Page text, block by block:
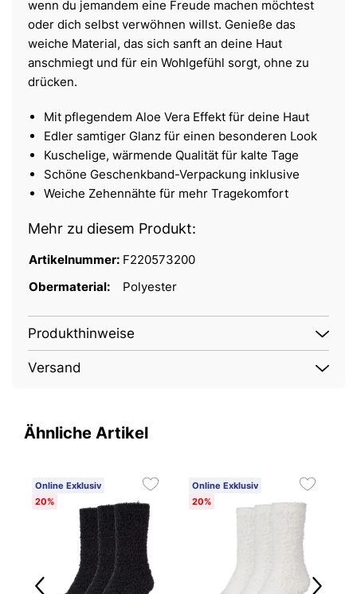
wenn du jemandem eine Freude machen möchtest
oder dich selbst verwöhnen willst. Genieße das
weiche Material, das sich sanft an deine Haut
anschmiegt und für ein Wohlgefühl sorgt, ohne zu
drücken.
Mit pflegendem Aloe Vera Effekt für deine Haut
Edler samtiger Glanz für einen besonderen Look
Kuschelige, wärmende Qualität für kalte Tage
Schöne Geschenkband-Verpackung inklusive
Weiche Zehennähte für mehr Tragekomfort
Mehr zu diesem Produkt:
Artikelnummer: F220573200
Obermaterial:
Polyester
Produkthinweise
Versand
Ähnliche Artikel
Online Exklusiv
20%
Online Exklusiv
20%